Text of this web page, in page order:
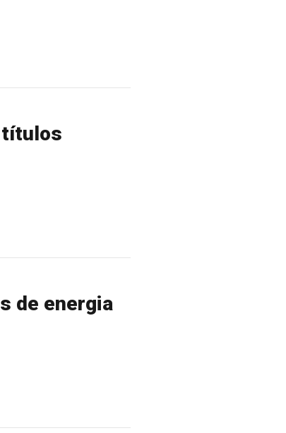
títulos
de energia